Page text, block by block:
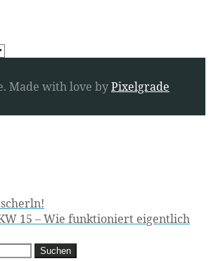
Made with love byPixelgrade
15 – Wie funktioniert eigentlich